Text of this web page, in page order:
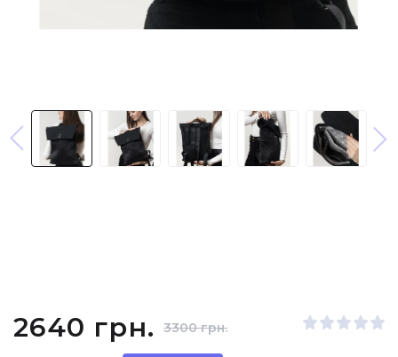
2640 грн. 3300 грн.